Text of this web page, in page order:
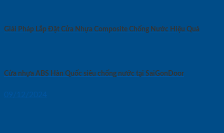
Giải Pháp Lắp Đặt Cửa Nhựa Composite Chống Nước Hiệu Quả
Cửa nhựa ABS Hàn Quốc siêu chống nước tại SaiGonDoor
09/12/2024